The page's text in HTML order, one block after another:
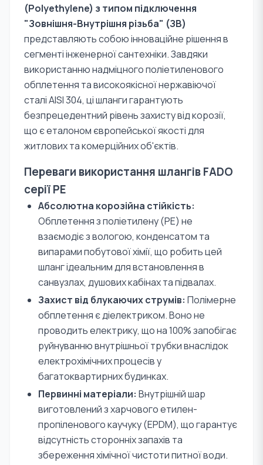
(Polyethylene) з типом підключення
"Зовнішня-Внутрішня різьба" (ЗВ)
представляють собою інноваційне рішення в
сегменті інженерної сантехніки. Завдяки
використанню надміцного поліетиленового
обплетення та високоякісної нержавіючої
сталі AISI 304, ці шланги гарантують
безпрецедентний рівень захисту від корозії,
що є еталоном європейської якості для
житлових та комерційних об'єктів.
Переваги використання шлангів FADO
серії PE
Абсолютна корозійна стійкість:
Обплетення з поліетилену (PE) не
взаємодіє з вологою, конденсатом та
випарами побутової хімії, що робить цей
шланг ідеальним для встановлення в
санвузлах, душових кабінах та підвалах.
Захист від блукаючих струмів: Полімерне
обплетення є діелектриком. Воно не
проводить електрику, що на 100% запобігає
руйнуванню внутрішньої трубки внаслідок
електрохімічних процесів у
багатоквартирних будинках.
Первинні матеріали: Внутрішній шар
виготовлений з харчового етилен-
пропіленового каучуку (EPDM), що гарантує
відсутність сторонніх запахів та
збереження хімічної чистоти питної води.